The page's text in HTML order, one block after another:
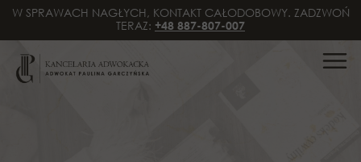
W SPRAWACH NAGŁYCH, KONTAKT CAŁODOBOWY. ZADZWOŃ
TERAZ: +48 887-807-007